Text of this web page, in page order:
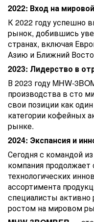
2022: Вход на
К 2022 году успешно
рынок, добившись
странах, включая
Азию и Ближний
2023: Лидерство в
В 2023 году MHW-
производства в сто
свои позиции как
категории кофейных
рынке.
2024: Экспансия и
Сегодня с командой
компания продолжает
технологических
ассортимента
специалисты
ростом на мировом